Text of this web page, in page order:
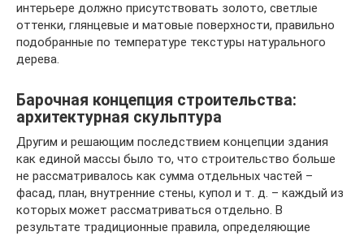
интерьере должно присутствовать золото, светлые
оттенки, глянцевые и матовые поверхности, правильно
подобранные по температуре текстуры натурального
дерева.
Барочная концепция строительства:
архитектурная скульптура
Другим и решающим последствием концепции здания
как единой массы было то, что строительство больше
не рассматривалось как сумма отдельных частей –
фасад, план, внутренние стены, купол и т. д. – каждый из
которых может рассматриваться отдельно. В
результате традиционные правила, определяющие